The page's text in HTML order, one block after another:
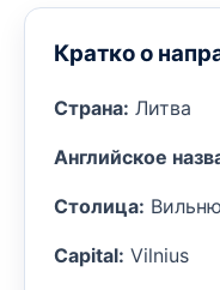
Кратко о
Страна: Литва
Английское
Столица:
Capital: Vilnius